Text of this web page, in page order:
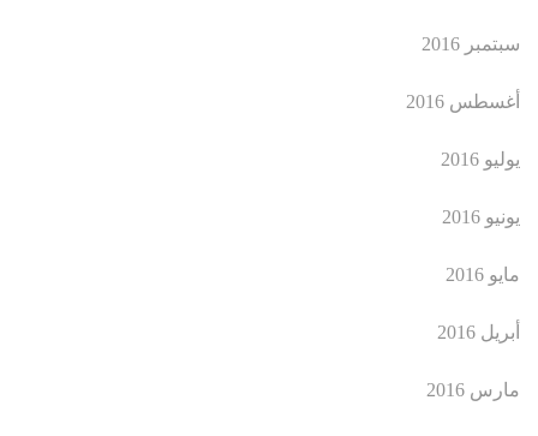
سبتمبر 2016
أغسطس 2016
يوليو 2016
يونيو 2016
مايو 2016
أبريل 2016
مارس 2016